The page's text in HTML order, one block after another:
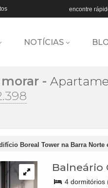
encontre
NOTÍCIAS
-
Boreal Tower na Barra Norte
Balneário
4 dormitórios